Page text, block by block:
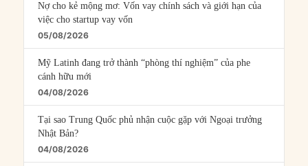
Nợ cho kẻ mộng mơ: Vốn vay chính sách và giới hạn của
việc cho startup vay vốn
05/08/2026
Mỹ Latinh đang trở thành “phòng thí nghiệm” của phe
cánh hữu mới
04/08/2026
Tại sao Trung Quốc phủ nhận cuộc gặp với Ngoại trưởng
Nhật Bản?
04/08/2026